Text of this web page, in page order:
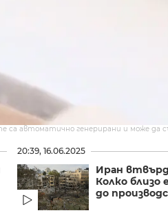
са автоматично генерирани и може да
20:39, 16.06.2025
Иран
Колко близо
до